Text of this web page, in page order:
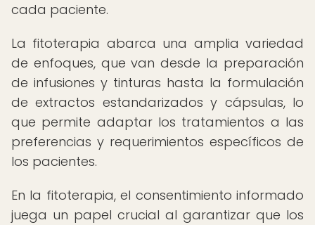
cada paciente.
La fitoterapia abarca una amplia variedad
de enfoques, que van desde la preparación
de infusiones y tinturas hasta la formulación
de extractos estandarizados y cápsulas, lo
que permite adaptar los tratamientos a las
preferencias y requerimientos específicos de
los pacientes.
En la fitoterapia, el consentimiento informado
juega un papel crucial al garantizar que los